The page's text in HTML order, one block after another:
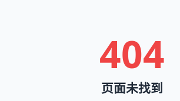
404
页面未找到